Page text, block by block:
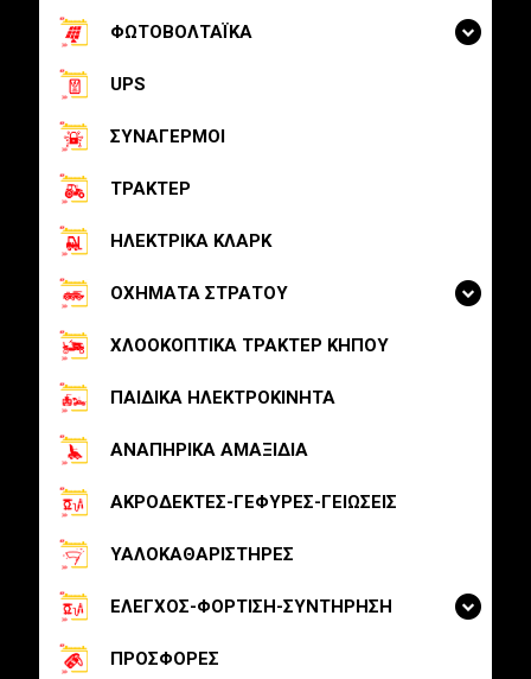
ΦΩΤΟΒΟΛΤΑΪΚΑ
UPS
ΣΥΝΑΓΕΡΜΟΙ
ΤΡΑΚΤΕΡ
ΗΛΕΚΤΡΙΚΑ ΚΛΑΡΚ
ΟΧΗΜΑΤΑ ΣΤΡΑΤΟΥ
ΧΛΟΟΚΟΠΤΙΚΑ ΤΡΑΚΤΕΡ ΚΗΠΟΥ
ΠΑΙΔΙΚΑ ΗΛΕΚΤΡΟΚΙΝΗΤΑ
ΑΝΑΠΗΡΙΚΑ ΑΜΑΞΙΔΙΑ
ΑΚΡΟΔΕΚΤΕΣ-ΓΕΦΥΡΕΣ-ΓΕΙΩΣΕΙΣ
ΥΑΛΟΚΑΘΑΡΙΣΤΗΡΕΣ
ΕΛΕΓΧΟΣ-ΦΟΡΤΙΣΗ-ΣΥΝΤΗΡΗΣΗ
ΠΡΟΣΦΟΡΕΣ